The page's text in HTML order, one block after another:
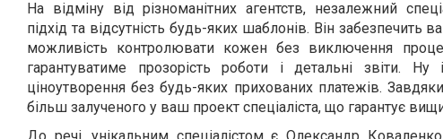
На відміну від різноманітних агентств, незалежний
підхід та відсутність будь-яких шаблонів. Він
можливість контролювати кожен без виключення
гарантуватиме прозорість роботи і детальні звіти.
ціноутворення без будь-яких прихованих платежів.
більш залученого у ваш проект спеціаліста, що гарантує